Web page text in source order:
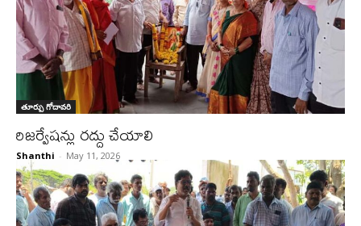
తూర్పు గోదావరి
రిజర్వేషన్లు రద్దు చేయాలి
Shanthi - May 11, 2026